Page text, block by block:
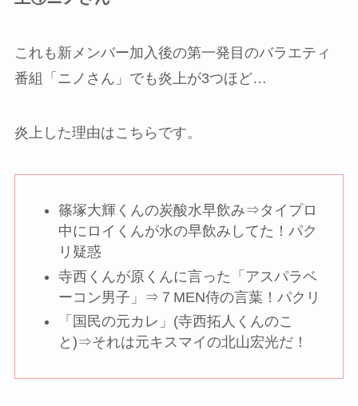
これも新メンバー加入後の第一発目のバラエティ
番組「ニノさん」でも炎上が3つほど…
炎上した理由はこちらです。
篠塚大輝くんの炭酸水早飲み⇒タイプロ
中にロイくんが水の早飲みしてた！パク
リ疑惑
寺西くんが原くんに言った「アスパラベ
ーコン男子」⇒７MEN侍の言葉！パクリ
「国民の元カレ」(寺西拓人くんのこ
と)⇒それは元キスマイの北山宏光だ！